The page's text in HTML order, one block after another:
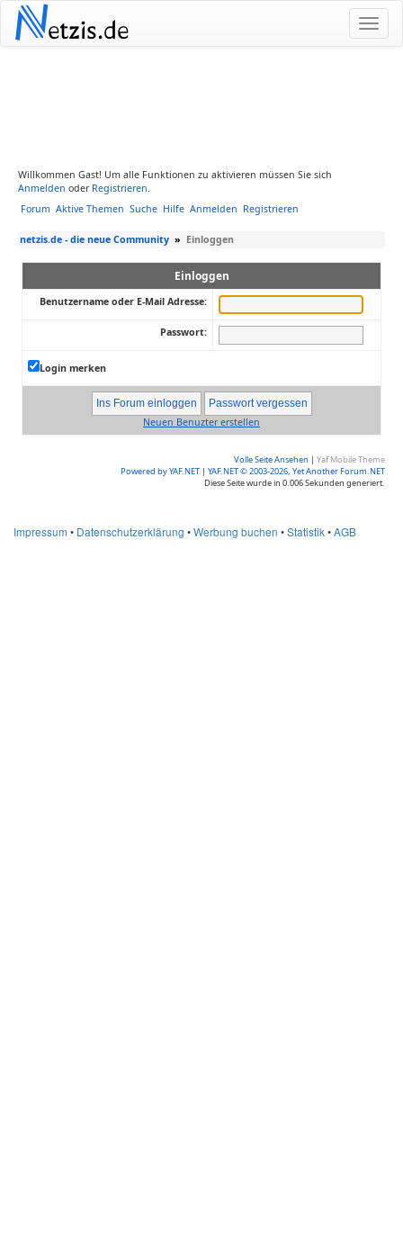
Netzis.de
Willkommen Gast! Um alle Funktionen zu aktivieren müssen Sie sich
Anmelden oder Registrieren.
Forum Aktive Themen Suche Hilfe Anmelden Registrieren
netzis.de - die neue Community » Einloggen
Einloggen
Benutzername oder E-Mail Adresse:
Passwort:
Login merken
Neuen Benuzter erstellen
Volle Seite Ansehen | Yaf Mobile Theme
Powered by YAF.NET | YAF.NET © 2003-2026, Yet Another Forum.NET
Diese Seite wurde in 0.006 Sekunden generiert.
Impressum • Datenschutzerklärung •Werbung buchen •Statistik•AGB